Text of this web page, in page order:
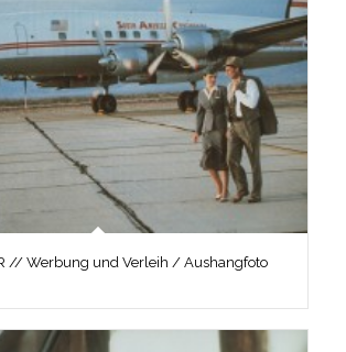
// Werbung und Verleih / Aushangfoto